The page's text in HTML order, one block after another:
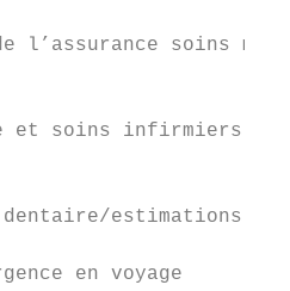
de l’assurance
et soins
dentaire/
en voyage